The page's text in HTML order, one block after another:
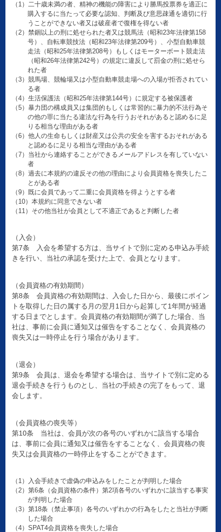
（1）二十歳未満の者、精神の機能の障害により勝馬投票券を適正に
購入するに当たって必要な認知、判断及び意思疎通を適切に行
うことができない者又は破産者で復権を得ない者
（2）禁錮以上の刑に処せられた者又は競馬法（昭和23年法律第158
号）、自転車競技法（昭和23年法律第209号）、小型自動車競
走法（昭和25年法律第208号）もしくはモーターボート競走法
（昭和26年法律第242号）の規定に違反して罰金の刑に処せら
れた者
（3）競馬場、競輪場又は小型自動車競走場への入場が拒否されてい
る者
（4）生活保護法（昭和25年法律第144号）に規定する被保護者
（5）暴力団の構成員又は集団的もしくは常習的に暴力的不法行為そ
の他の罪に当たる違法な行為を行うおそれがあると認めるに足
りる相当な理由がある者
（6）他人の生命もしくは財産又は公共の安全を害するおそれがある
と認めるに足りる相当な理由がある者
（7）当社から連絡することができるメールアドレスを有していない
者
（8）過去に本規約の違反その他の理由により会員資格を喪失したこ
とがある者
（9）既に会員であって二重に会員資格を得ようとする者
（10）本規約に同意できない者
（11）その他当社が会員として不適正であると判断した者
（入会）
第7条 入会を希望する方は、当サイトで別に定める申込み手続
きを行い、当社の承認を受けた上で、会員となります。
（会員資格の有効期間）
第8条 会員資格の有効期間は、入会した日から、最後にポイン
トを取得した日の属する月の翌月1日から起算して1年間が経過
する日までとします。会員資格の有効期間が満了した場合、当
社は、事前に会員に通知又は催告をすることなく、会員資格の
喪失又は一時停止を行う場合があります。
（退会）
第9条 会員は、退会を希望する場合は、当サイトで別に定める
退会手続きを行うものとし、当社の手続きの完了をもって、退
会します。
（会員資格の喪失等）
第10条 当社は、会員が次の各号のいずれかに該当する場合
は、事前に会員に通知又は催告をすることなく、会員資格の喪
失又は会員資格の一時停止をすることができます。
（1）入会手続きで虚偽の申込みをしたことが判明した場合
（2）第6条（会員資格の条件）第2項各号のいずれかに該当する事実
が判明した場合
（3）第18条（禁止事項）各号のいずれかの行為をしたと当社が判断
した場合
（4）SPAT4会員資格を喪失した場合